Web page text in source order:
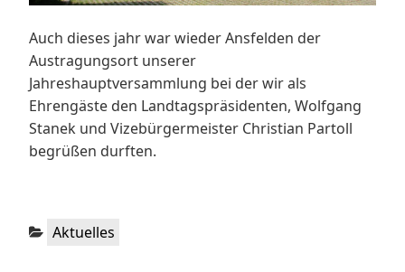
Auch dieses jahr war wieder Ansfelden der
Austragungsort unserer
Jahreshauptversammlung bei der wir als
Ehrengäste den Landtagspräsidenten, Wolfgang
Stanek und Vizebürgermeister Christian Partoll
begrüßen durften.
Kategorien:
Aktuelles